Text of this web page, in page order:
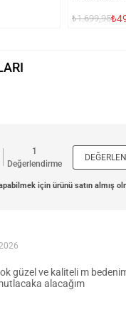
₺1.699,95
1
Değerlendirme
için ürünü satın almış
güzel ve kaliteli m
alacağım